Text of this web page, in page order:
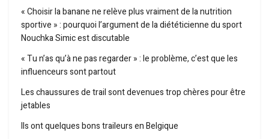
« Choisir la banane ne relève plus vraiment de la nutrition
sportive » : pourquoi l’argument de la diététicienne du sport
Nouchka Simic est discutable
« Tu n’as qu’à ne pas regarder » : le problème, c’est que les
influenceurs sont partout
Les chaussures de trail sont devenues trop chères pour être
jetables
Ils ont quelques bons traileurs en Belgique